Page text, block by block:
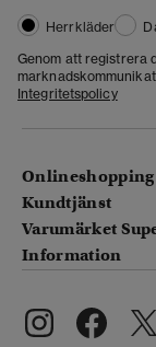
Herrkläder
Genom att registrera
Integritetspolicy
Onlineshopping
Kundtjänst
Varumärket
Information